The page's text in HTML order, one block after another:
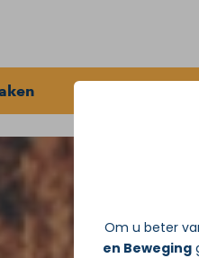
Om u beter
en Beweging